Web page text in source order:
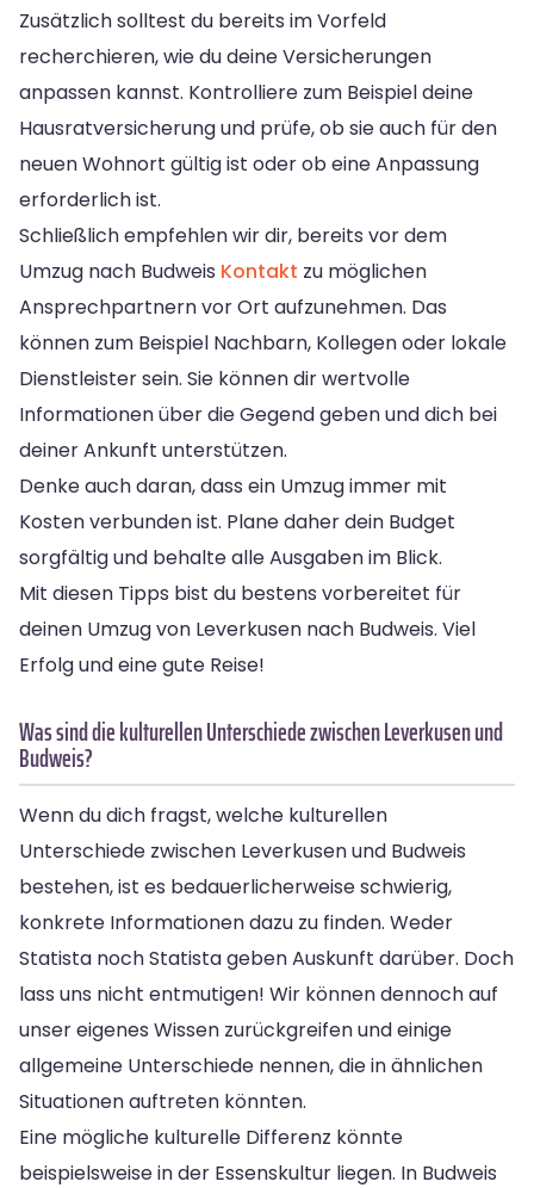
Zusätzlich solltest du bereits im Vorfeld
recherchieren, wie du deine Versicherungen
anpassen kannst. Kontrolliere zum Beispiel deine
Hausratversicherung und prüfe, ob sie auch für den
neuen Wohnort gültig ist oder ob eine Anpassung
erforderlich ist.
Schließlich empfehlen wir dir, bereits vor dem
Umzug nach Budweis Kontakt zu möglichen
Ansprechpartnern vor Ort aufzunehmen. Das
können zum Beispiel Nachbarn, Kollegen oder lokale
Dienstleister sein. Sie können dir wertvolle
Informationen über die Gegend geben und dich bei
deiner Ankunft unterstützen.
Denke auch daran, dass ein Umzug immer mit
Kosten verbunden ist. Plane daher dein Budget
sorgfältig und behalte alle Ausgaben im Blick.
Mit diesen Tipps bist du bestens vorbereitet für
deinen Umzug von Leverkusen nach Budweis. Viel
Erfolg und eine gute Reise!
Was sind die kulturellen Unterschiede zwischen Leverkusen und
Budweis?
Wenn du dich fragst, welche kulturellen
Unterschiede zwischen Leverkusen und Budweis
bestehen, ist es bedauerlicherweise schwierig,
konkrete Informationen dazu zu finden. Weder
Statista noch Statista geben Auskunft darüber. Doch
lass uns nicht entmutigen! Wir können dennoch auf
unser eigenes Wissen zurückgreifen und einige
allgemeine Unterschiede nennen, die in ähnlichen
Situationen auftreten könnten.
Eine mögliche kulturelle Differenz könnte
beispielsweise in der Essenskultur liegen. In Budweis